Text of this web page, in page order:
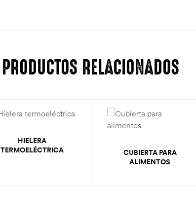
PRODUCTOS RELACIONADOS
HIELERA
TERMOELÉCTRICA
CUBIERTA PARA
ALIMENTOS